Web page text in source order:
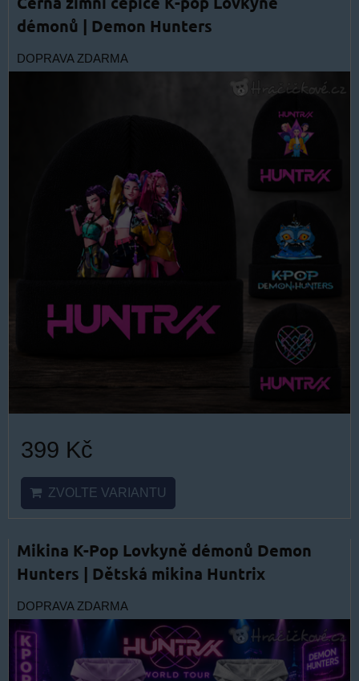
démonů | Demon Hunters
DOPRAVA ZDARMA
399 Kč
ZVOLTE VARIANTU
Mikina K-Pop Lovkyně démonů Demon
Hunters | Dětská mikina Huntrix
DOPRAVA ZDARMA